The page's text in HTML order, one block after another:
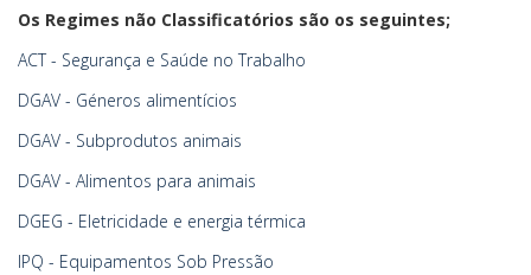
Os Regimes não Classificatórios são os seguintes;
ACT - Segurança e Saúde no Trabalho
DGAV - Géneros alimentícios
DGAV - Subprodutos animais
DGAV - Alimentos para animais
DGEG - Eletricidade e energia térmica
IPQ - Equipamentos Sob Pressão